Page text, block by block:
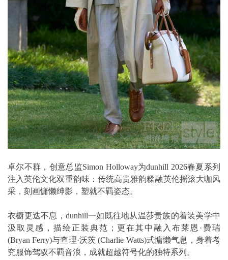
卓尔不群，创意总监Simon Holloway为dunhill 2026春夏系列
注入英伦文化双重韵味：传统高贵雅韵糅融英伦摇滚大咖风
采，刻画慵懒绅影，塑就不羁姿态。
衣橱更迭不息，dunhill一如既往地从温莎贵族的着装美学中
汲取灵感，描绘正装典范；更在其中融入布莱恩·费瑞
(Bryan Ferry)与查理·沃茨 (Charlie Watts)式慵懒气息，身着考
究服饰驾驭不羁音浪，成就超越符号化的独特系列。